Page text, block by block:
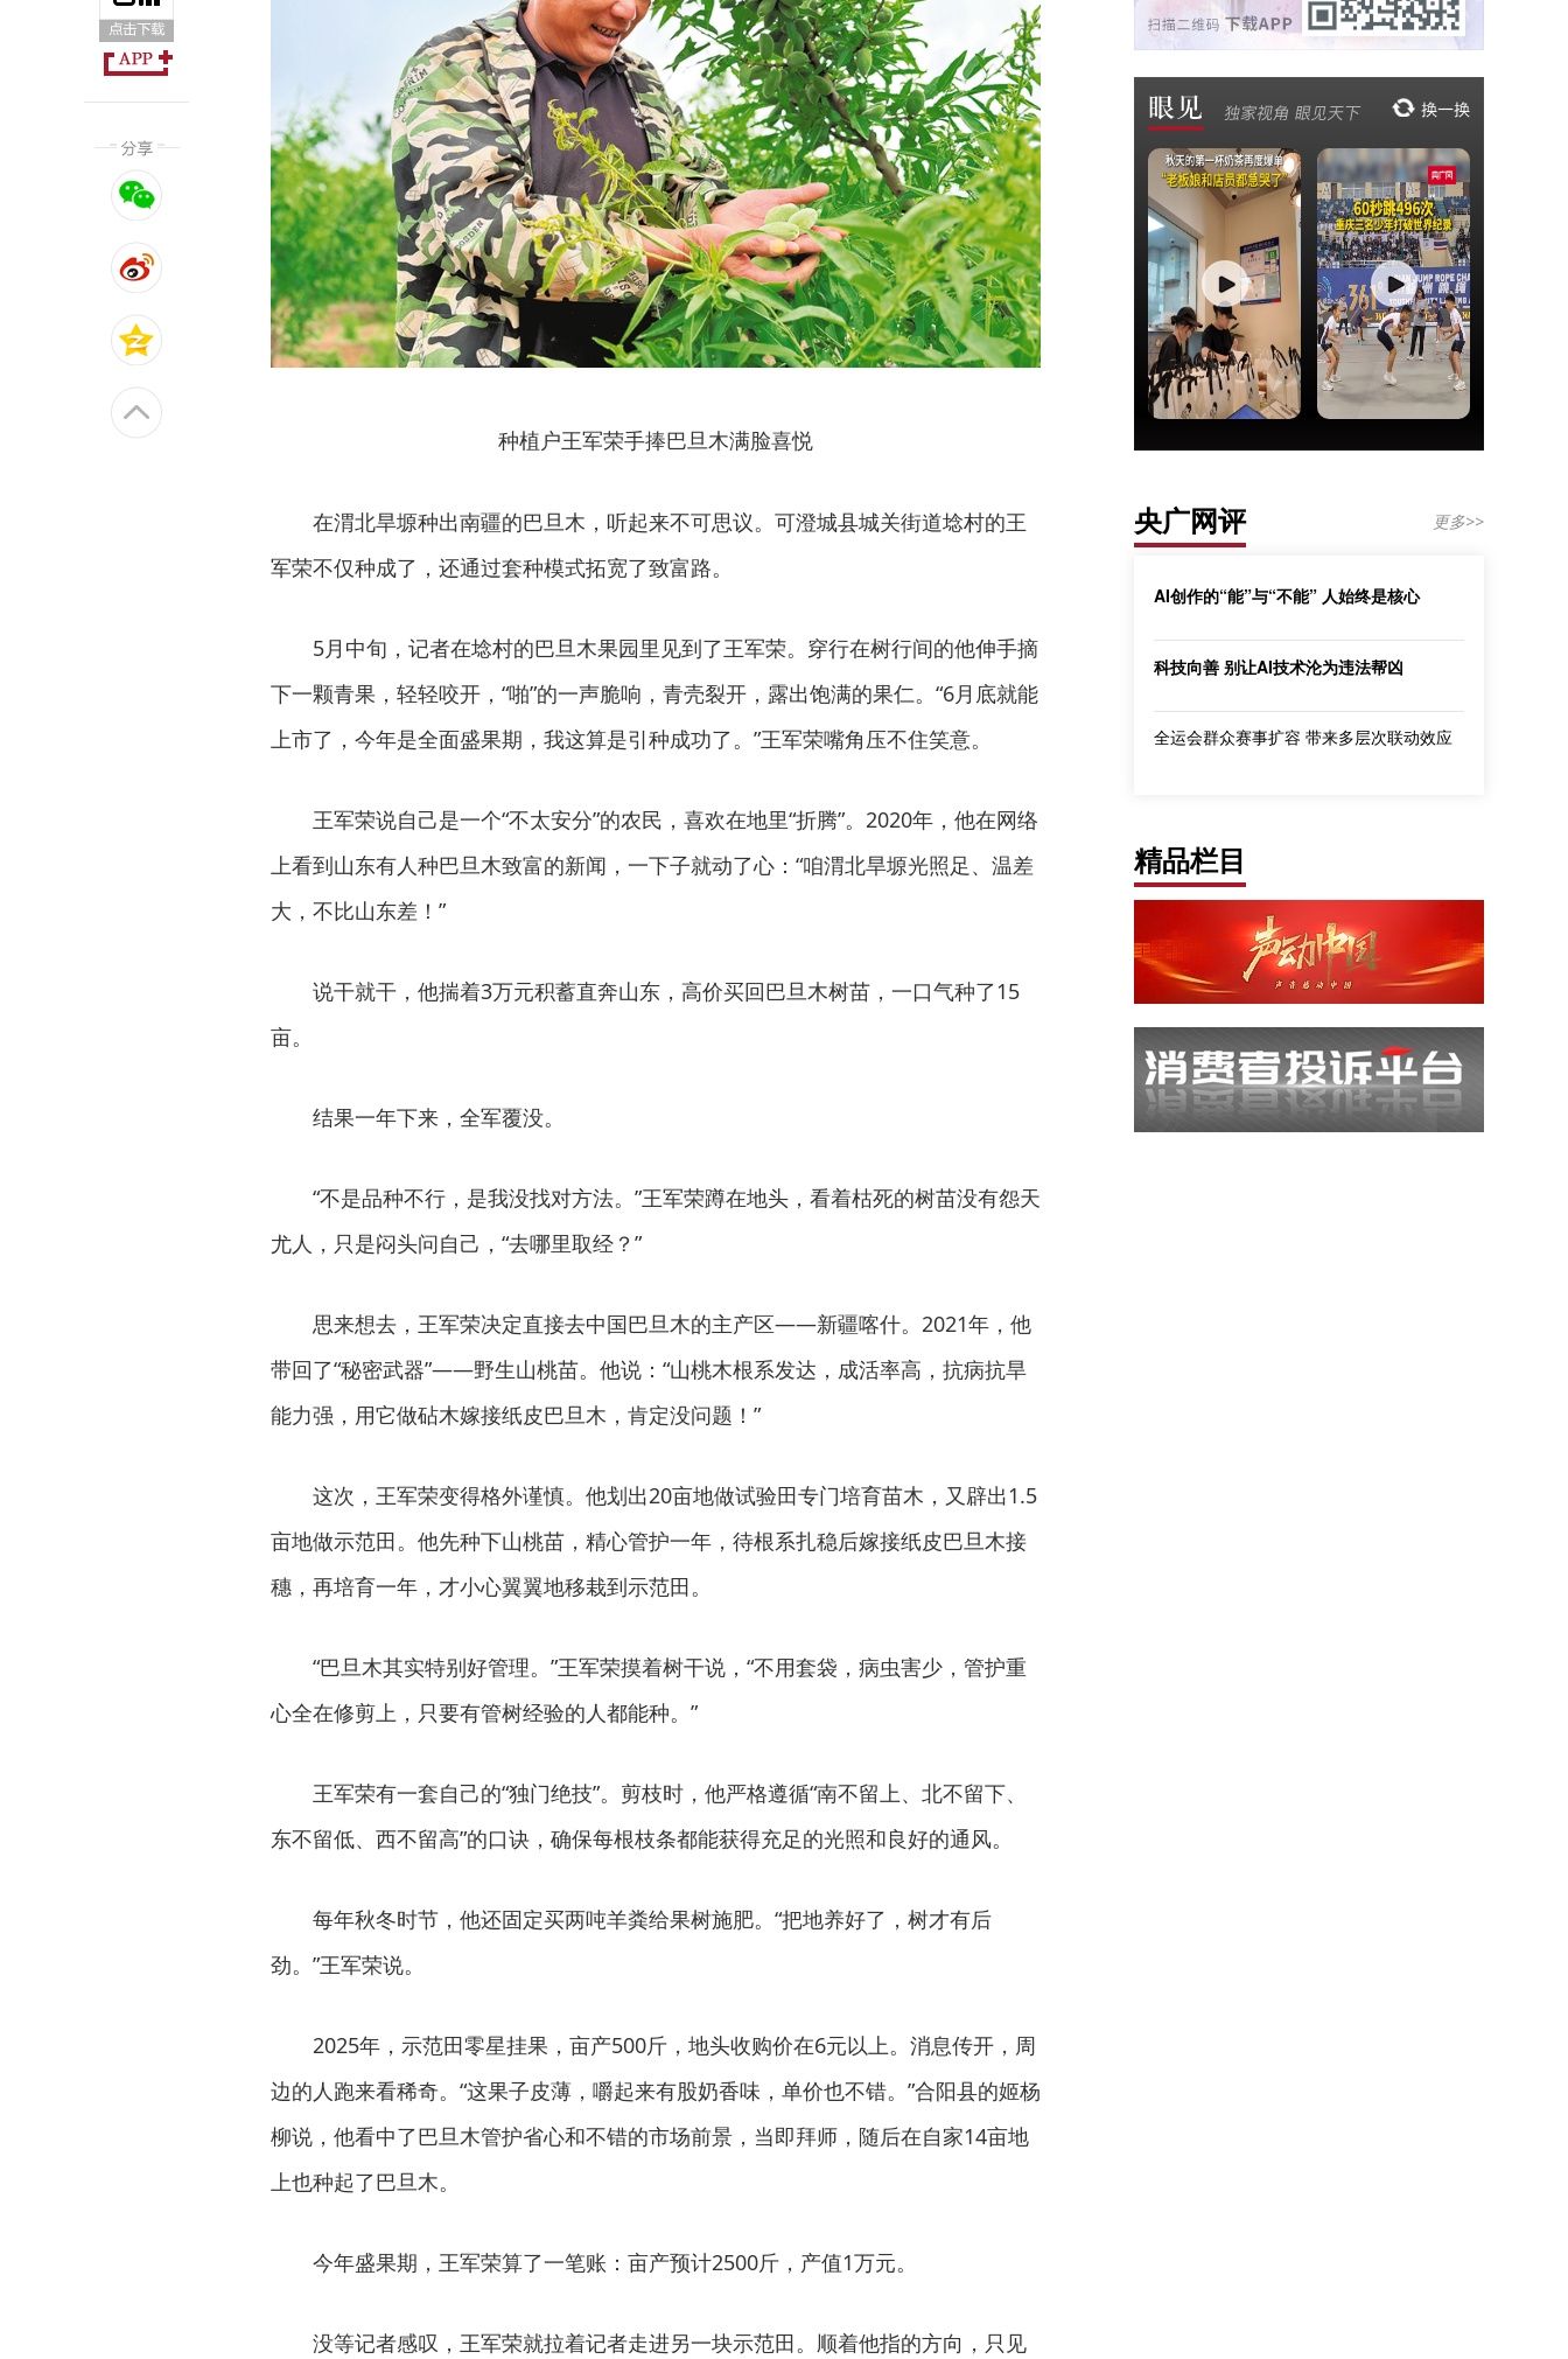
种植户王军荣手捧巴旦木满脸喜悦
在渭北旱塬种出南疆的巴旦木，听起来不可思议。可澄城县城关街道埝村的王
军荣不仅种成了，还通过套种模式拓宽了致富路。
5月中旬，记者在埝村的巴旦木果园里见到了王军荣。穿行在树行间的他伸手摘
下一颗青果，轻轻咬开，“啪”的一声脆响，青壳裂开，露出饱满的果仁。“6月底就能
上市了，今年是全面盛果期，我这算是引种成功了。”王军荣嘴角压不住笑意。
王军荣说自己是一个“不太安分”的农民，喜欢在地里“折腾”。2020年，他在网络
上看到山东有人种巴旦木致富的新闻，一下子就动了心：“咱渭北旱塬光照足、温差
大，不比山东差！”
说干就干，他揣着3万元积蓄直奔山东，高价买回巴旦木树苗，一口气种了15
亩。
结果一年下来，全军覆没。
“不是品种不行，是我没找对方法。”王军荣蹲在地头，看着枯死的树苗没有怨天
尤人，只是闷头问自己，“去哪里取经？”
思来想去，王军荣决定直接去中国巴旦木的主产区——新疆喀什。2021年，他
带回了“秘密武器”——野生山桃苗。他说：“山桃木根系发达，成活率高，抗病抗旱
能力强，用它做砧木嫁接纸皮巴旦木，肯定没问题！”
这次，王军荣变得格外谨慎。他划出20亩地做试验田专门培育苗木，又辟出1.5
亩地做示范田。他先种下山桃苗，精心管护一年，待根系扎稳后嫁接纸皮巴旦木接
穗，再培育一年，才小心翼翼地移栽到示范田。
“巴旦木其实特别好管理。”王军荣摸着树干说，“不用套袋，病虫害少，管护重
心全在修剪上，只要有管树经验的人都能种。”
王军荣有一套自己的“独门绝技”。剪枝时，他严格遵循“南不留上、北不留下、
东不留低、西不留高”的口诀，确保每根枝条都能获得充足的光照和良好的通风。
每年秋冬时节，他还固定买两吨羊粪给果树施肥。“把地养好了，树才有后
劲。”王军荣说。
2025年，示范田零星挂果，亩产500斤，地头收购价在6元以上。消息传开，周
边的人跑来看稀奇。“这果子皮薄，嚼起来有股奶香味，单价也不错。”合阳县的姬杨
柳说，他看中了巴旦木管护省心和不错的市场前景，当即拜师，随后在自家14亩地
上也种起了巴旦木。
今年盛果期，王军荣算了一笔账：亩产预计2500斤，产值1万元。
没等记者感叹，王军荣就拉着记者走进另一块示范田。顺着他指的方向，只见
央广网评 更多>>
AI创作的“能”与“不能” 人始终是核心
科技向善 别让AI技术沦为违法帮凶
全运会群众赛事扩容 带来多层次联动效应
精品栏目